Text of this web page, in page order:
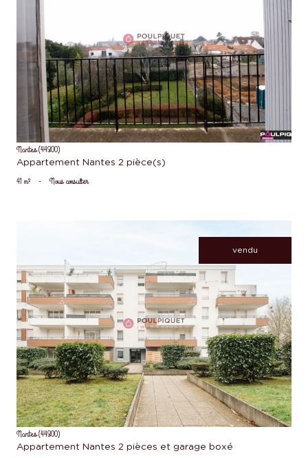
voir le bien
Nantes (44300)
Appartement Nantes 2 pièce(s)
41 m²
- Nous consulter
vendu
voir le bien
Nantes (44300)
Appartement Nantes 2 pièces et garage boxé